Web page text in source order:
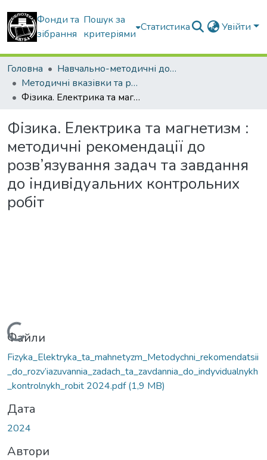
Фонди та
зібрання
Пошук за
критеріями
Статистика Увійти
Головна
Навчально-методичні документи
Методичні вказівки та рекомендації
Фізика. Електрика та магнетизм : методичні рекомендації до розв’язування задач та завдання до індивідуальних контрольних робіт
Фізика. Електрика та магнетизм :
методичні рекомендації до
розв’язування задач та завдання
до індивідуальних контрольних
робіт
Вантажиться...
Файли
Fizyka_Elektryka_ta_mahnetyzm_Metodychni_rekomendatsii
_do_rozv’iazuvannia_zadach_ta_zavdannia_do_indyvidualnykh
_kontrolnykh_robit 2024.pdf(1,9 MB)
Дата
2024
Автори